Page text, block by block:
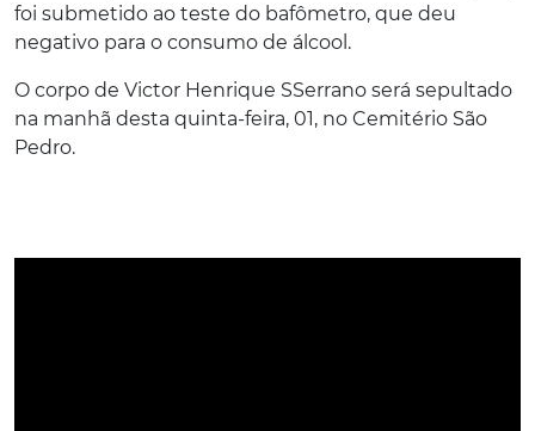
foi submetido ao teste do bafômetro, que deu
negativo para o consumo de álcool.
O corpo de Victor Henrique SSerrano será sepultado
na manhã desta quinta-feira, 01, no Cemitério São
Pedro.